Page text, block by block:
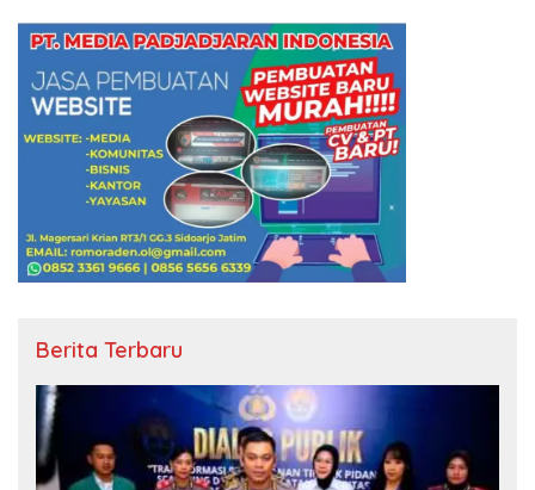
Berita Terbaru